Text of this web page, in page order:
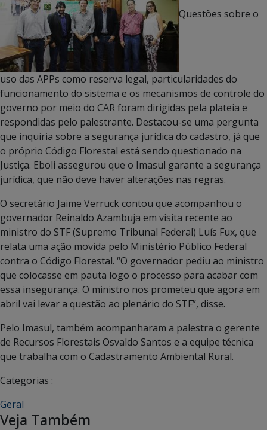
Questões sobre o
uso das APPs como reserva legal, particularidades do
funcionamento do sistema e os mecanismos de controle do
governo por meio do CAR foram dirigidas pela plateia e
respondidas pelo palestrante. Destacou-se uma pergunta
que inquiria sobre a segurança jurídica do cadastro, já que
o próprio Código Florestal está sendo questionado na
Justiça. Eboli assegurou que o Imasul garante a segurança
jurídica, que não deve haver alterações nas regras.
O secretário Jaime Verruck contou que acompanhou o
governador Reinaldo Azambuja em visita recente ao
ministro do STF (Supremo Tribunal Federal) Luís Fux, que
relata uma ação movida pelo Ministério Público Federal
contra o Código Florestal. “O governador pediu ao ministro
que colocasse em pauta logo o processo para acabar com
essa insegurança. O ministro nos prometeu que agora em
abril vai levar a questão ao plenário do STF”, disse.
Pelo Imasul, também acompanharam a palestra o gerente
de Recursos Florestais Osvaldo Santos e a equipe técnica
que trabalha com o Cadastramento Ambiental Rural.
Categorias :
Geral
Veja Também